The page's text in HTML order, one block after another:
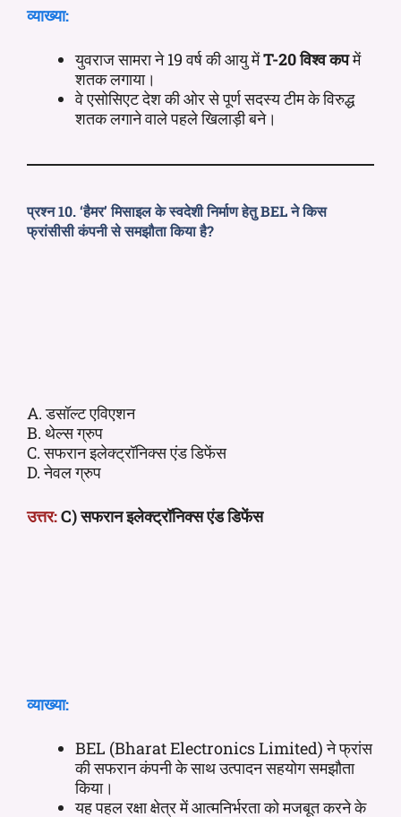
व्याख्या:
युवराज सामरा ने 19 वर्ष की आयु मेंT-20 विश्व कपमें
शतक लगाया।
वे एसोसिएट देश की ओर से पूर्ण सदस्य टीम के विरुद्ध
शतक लगाने वाले पहले खिलाड़ी बने।
प्रश्न 10. ‘हैमर’ मिसाइल के स्वदेशी निर्माण हेतु BEL ने किस
फ्रांसीसी कंपनी से समझौता किया है?
A. डसॉल्ट एविएशन
B. थेल्स ग्रुप
C. सफरान इलेक्ट्रॉनिक्स एंड डिफेंस
D. नेवल ग्रुप
उत्तर:C) सफरान इलेक्ट्रॉनिक्स एंड डिफेंस
व्याख्या:
BEL (Bharat Electronics Limited) ने फ्रांस
की सफरान कंपनी के साथ उत्पादन सहयोग समझौता
किया।
यह पहल रक्षा क्षेत्र में आत्मनिर्भरता को मजबूत करने के